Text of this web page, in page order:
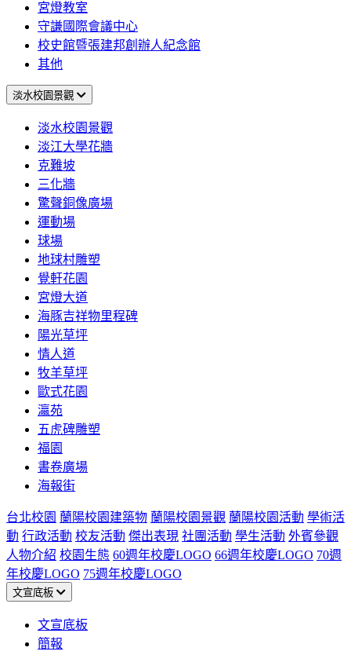
宮燈教室
守謙國際會議中心
校史館暨張建邦創辦人紀念館
其他
淡水校園景觀
淡水校園景觀
淡江大學花牆
克難坡
三化牆
驚聲銅像廣場
運動場
球場
地球村雕塑
覺軒花園
宮燈大道
海豚吉祥物里程碑
陽光草坪
情人道
牧羊草坪
歐式花園
瀛苑
五虎碑雕塑
福園
書卷廣場
海報街
台北校園 蘭陽校園建築物 蘭陽校園景觀 蘭陽校園活動 學術活
動 行政活動 校友活動 傑出表現 社團活動 學生活動 外賓參觀
人物介紹 校園生態 60週年校慶LOGO 66週年校慶LOGO 70週
年校慶LOGO 75週年校慶LOGO
文宣底板
文宣底板
簡報